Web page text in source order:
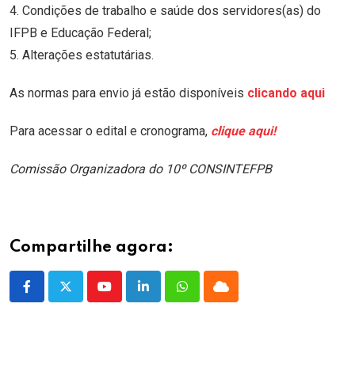
4. Condições de trabalho e saúde dos servidores(as) do
IFPB e Educação Federal;
5. Alterações estatutárias.
As normas para envio já estão disponíveis clicando aqui
Para acessar o edital e cronograma, clique aqui!
Comissão Organizadora do 10º CONSINTEFPB
Compartilhe agora:
YoutubeLinkedInWhatsappCloud